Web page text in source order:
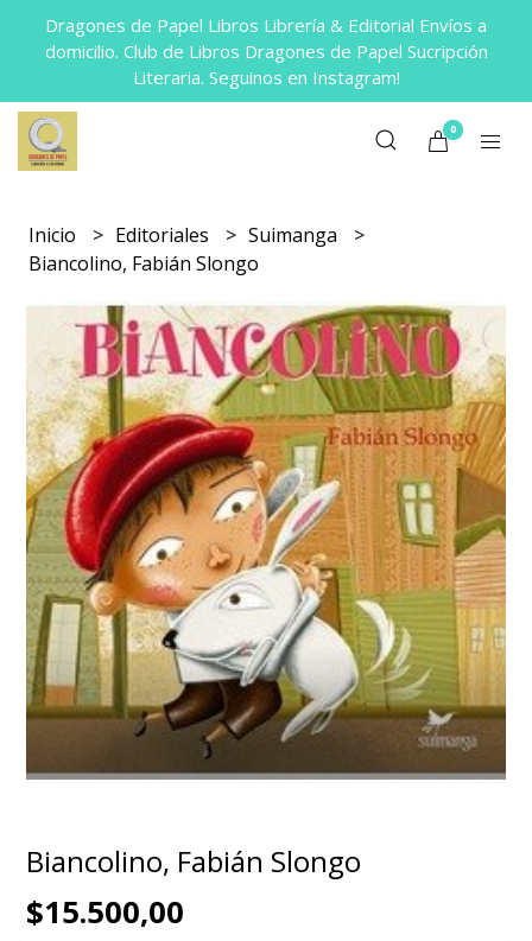
Dragones de Papel Libros Librería & Editorial Envíos a
domicilio. Club de Libros Dragones de Papel Sucripción
Literaria. Seguinos en Instagram!
0
Inicio Editoriales
Suimanga
Biancolino, Fabián Slongo
Biancolino, Fabián Slongo
$15.500,00